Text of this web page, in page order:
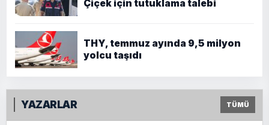
Çiçek için tutuklama talebi
THY, temmuz ayında 9,5 milyon
yolcu taşıdı
YAZARLAR TÜMÜ